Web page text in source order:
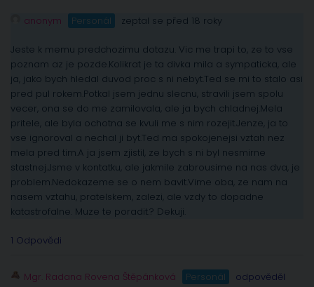
anonym Personál zeptal se před 18 roky
Jeste k memu predchozimu dotazu. Vic me trapi to, ze to vse
poznam az je pozde.Kolikrat je ta divka mila a sympaticka, ale
ja, jako bych hledal duvod proc s ni nebyt.Ted se mi to stalo asi
pred pul rokem.Potkal jsem jednu slecnu, stravili jsem spolu
vecer, ona se do me zamilovala, ale ja bych chladnej.Mela
pritele, ale byla ochotna se kvuli me s nim rozejit.Jenze, ja to
vse ignoroval a nechal ji byt.Ted ma spokojenejsi vztah nez
mela pred tim.A ja jsem zjistil, ze bych s ni byl nesmirne
stastnej.Jsme v kontatku, ale jakmile zabrousime na nas dva, je
problem.Nedokazeme se o nem bavit.Vime oba, ze nam na
nasem vztahu, pratelskem, zalezi, ale vzdy to dopadne
katastrofalne. Muze te poradit.? Dekuji.
1 Odpovědi
Mgr. Radana Rovena Štěpánková Personál
odpověděl